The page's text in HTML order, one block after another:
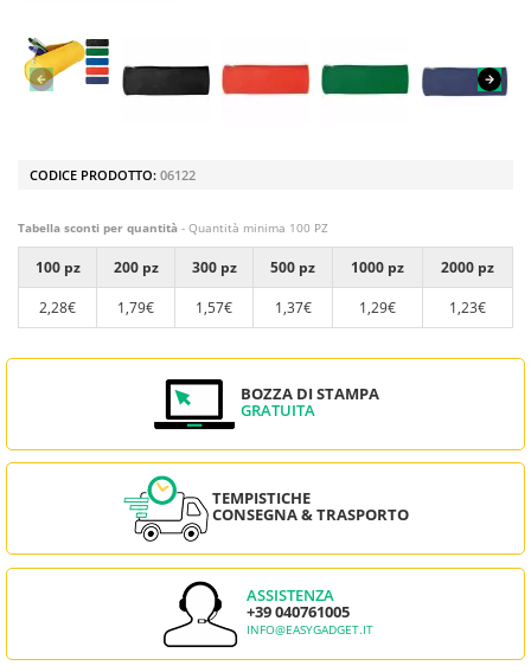
CODICE PRODOTTO: 06122
Tabella sconti per quantità - Quantità minima 100 PZ
100 pz 200 pz 300 pz 500 pz 1000 pz
2000 pz
2,28€
1,79€ 1,57€ 1,37€ 1,29€ 1,23€
BOZZA DI STAMPA
GRATUITA
TEMPISTICHE
CONSEGNA & TRASPORTO
ASSISTENZA
+39 040761005
INFO@EASYGADGET.IT